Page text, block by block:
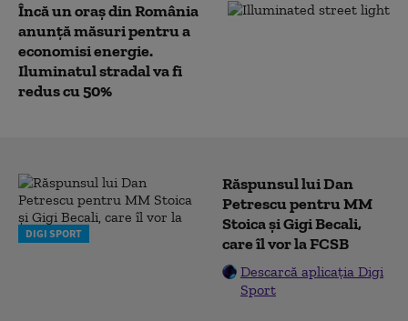
Încă un oraș din România
anunță măsuri pentru a
economisi energie.
Iluminatul stradal va fi
redus cu 50%
DIGI SPORT
Răspunsul lui Dan
Petrescu pentru MM
Stoica și Gigi Becali,
care îl vor la FCSB
Descarcă aplicația Digi
Sport